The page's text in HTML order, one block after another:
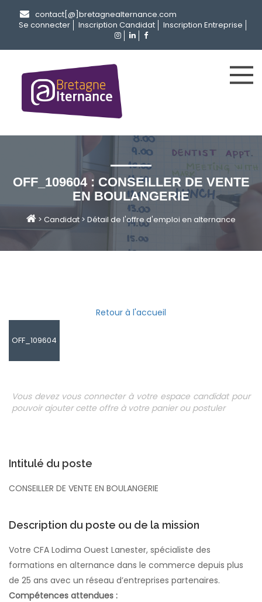
contact[@]bretagnealternance.com
Se connecter
Inscription Candidat Inscription Entreprise
OFF_109604 : CONSEILLER DE VENTE
EN BOULANGERIE
> Candidat > Détail de l'offre d'emploi en alternance
Retour à l'accueil
OFF_109604
Vous devez vous connecter à votre espace candidat pour
pouvoir ajouter cette offre à votre panier ou postuler
Intitulé du poste
CONSEILLER DE VENTE EN BOULANGERIE
Description du poste ou de la mission
Votre CFA Lodima Ouest Lanester, spécialiste des
formations en alternance dans le commerce depuis plus
de 25 ans avec un réseau d’entreprises partenaires.
Compétences attendues :